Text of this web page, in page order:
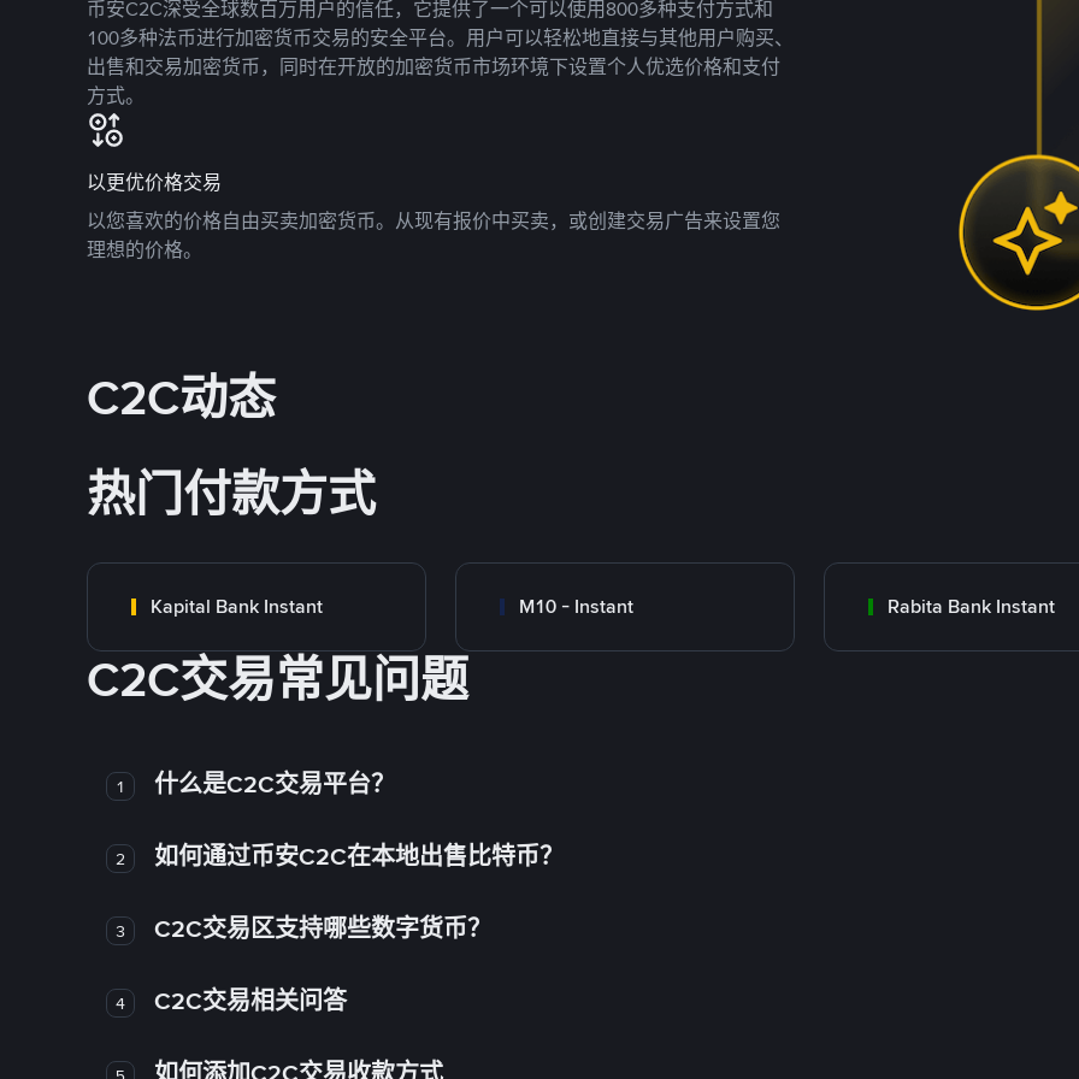
币安C2C深受全球数百万用户的信任，它提供了一个可以使用800多种支付方式和
100多种法币进行加密货币交易的安全平台。用户可以轻松地直接与其他用户购买、
出售和交易加密货币，同时在开放的加密货币市场环境下设置个人优选价格和支付
方式。
以更优价格交易
以您喜欢的价格自由买卖加密货币。从现有报价中买卖，或创建交易广告来设置您
理想的价格。
C2C动态
热门付款方式
Kapital Bank Instant M10 - Instant Rabita Bank Instant
C2C交易常见问题
1 什么是C2C交易平台？
2 如何通过币安C2C在本地出售比特币？
3 C2C交易区支持哪些数字货币？
4 C2C交易相关问答